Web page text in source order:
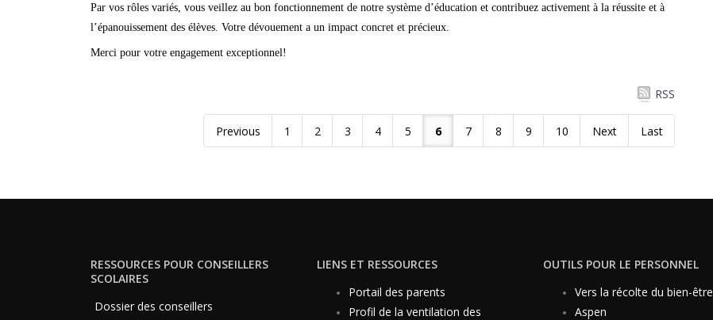
Par vos rôles variés, vous veillez au bon fonctionnement de notre système d’éducation et contribuez activement à la réussite et à
l’épanouissement des élèves. Votre dévouement a un impact concret et précieux.
Merci pour votre engagement exceptionnel!
RSS
Previous 1 2 3 4 5 6 7 8 9 10 Next Last
RESSOURCES POUR CONSEILLERS
SCOLAIRES
Dossier des conseillers
LIENS ET RESSOURCES
Portail des parents
Profil de la ventilation des
OUTILS POUR LE PERSONNEL
Vers la récolte du bien-être
Aspen